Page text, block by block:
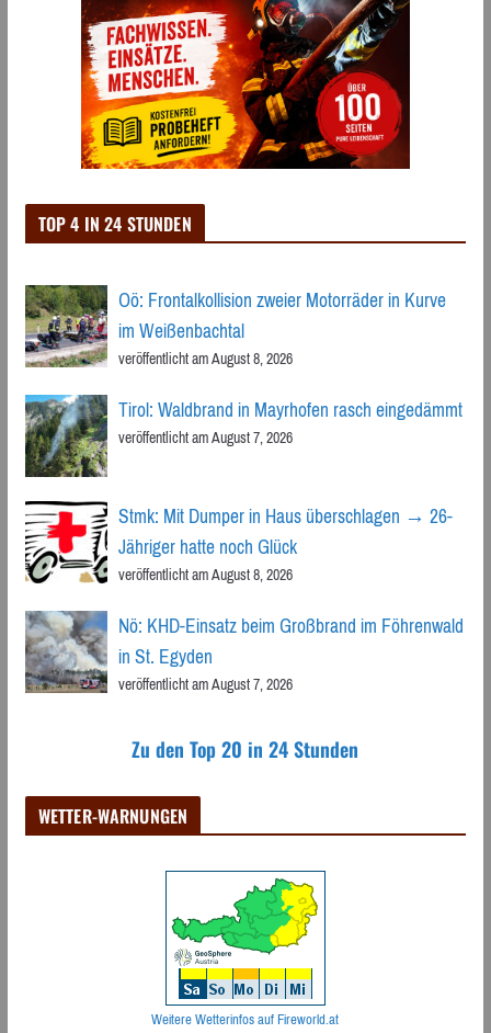
TOP 4 IN 24 STUNDEN
Oö: Frontalkollision zweier Motorräder in Kurve
im Weißenbachtal
veröffentlicht am August 8, 2026
Tirol: Waldbrand in Mayrhofen rasch eingedämmt
veröffentlicht am August 7, 2026
Stmk: Mit Dumper in Haus überschlagen → 26-
Jähriger hatte noch Glück
veröffentlicht am August 8, 2026
Nö: KHD-Einsatz beim Großbrand im Föhrenwald
in St. Egyden
veröffentlicht am August 7, 2026
Zu den Top 20 in 24 Stunden
WETTER-WARNUNGEN
Weitere Wetterinfos auf Fireworld.at